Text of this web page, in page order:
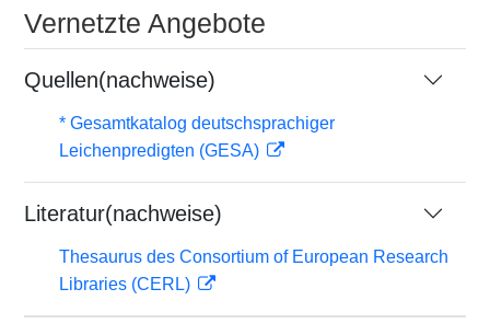
Vernetzte Angebote
Quellen(nachweise)
* Gesamtkatalog deutschsprachiger
Leichenpredigten (GESA)
Literatur(nachweise)
Thesaurus des Consortium of European Research
Libraries (CERL)